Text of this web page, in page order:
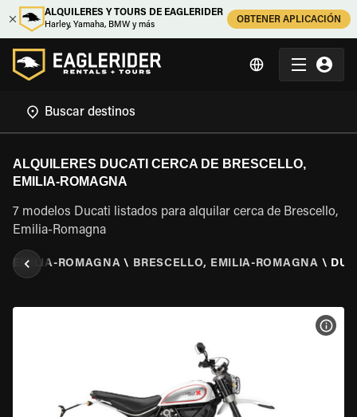
ALQUILERES Y TOURS DE EAGLERIDER
Harley, Yamaha, BMW y más
OBTENER APLICACIÓN
ALQUILERES DUCATI CERCA DE BRESCELLO,
EMILIA-ROMAGNA
7 modelos Ducati listados para alquilar cerca de Brescello,
Emilia-Romagna
EMILIA-ROMAGNA \ BRESCELLO, EMILIA-ROMAGNA \
VER